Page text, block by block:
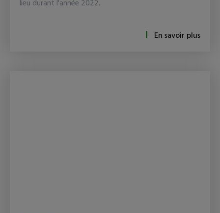
lieu durant l'année 2022.
En savoir plus